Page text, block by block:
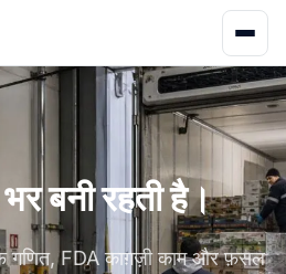
बनी रहती है।
गणित, FDA काग़ज़ी काम और फ़सल